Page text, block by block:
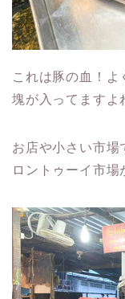
これは豚の血！
塊が入ってますよ
お店や小さい市場
ロントゥーイ市場